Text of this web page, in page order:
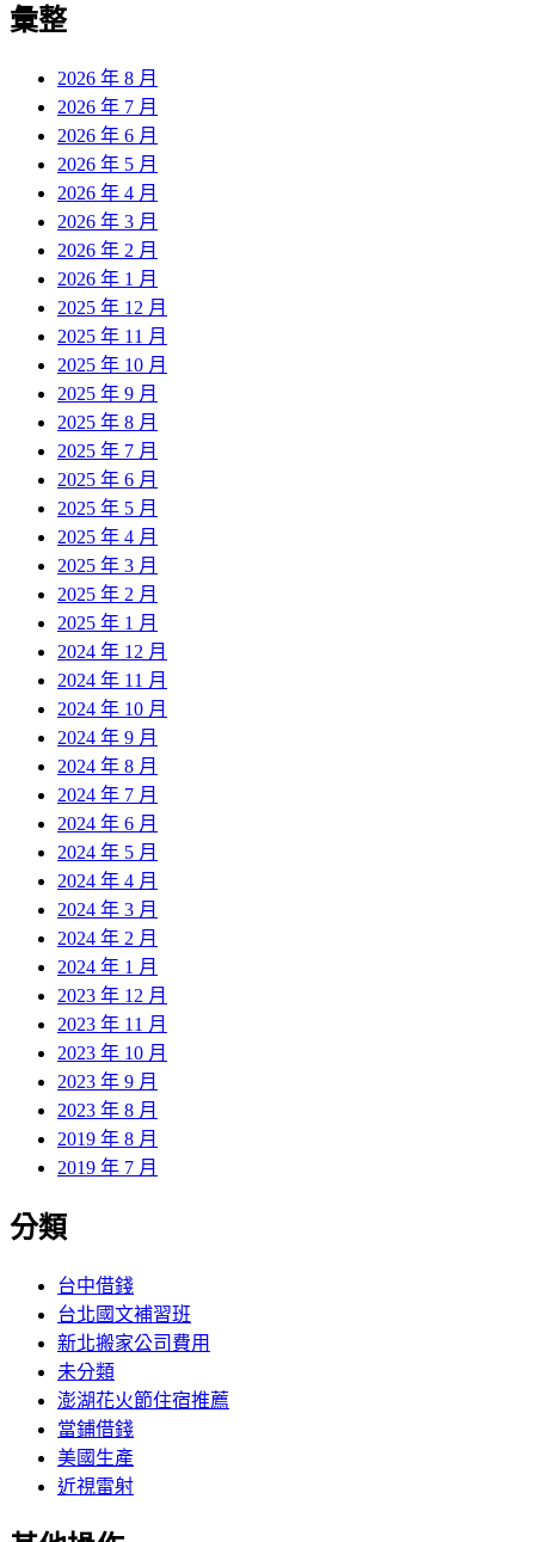
彙整
2026 年 8 月
2026 年 7 月
2026 年 6 月
2026 年 5 月
2026 年 4 月
2026 年 3 月
2026 年 2 月
2026 年 1 月
2025 年 12 月
2025 年 11 月
2025 年 10 月
2025 年 9 月
2025 年 8 月
2025 年 7 月
2025 年 6 月
2025 年 5 月
2025 年 4 月
2025 年 3 月
2025 年 2 月
2025 年 1 月
2024 年 12 月
2024 年 11 月
2024 年 10 月
2024 年 9 月
2024 年 8 月
2024 年 7 月
2024 年 6 月
2024 年 5 月
2024 年 4 月
2024 年 3 月
2024 年 2 月
2024 年 1 月
2023 年 12 月
2023 年 11 月
2023 年 10 月
2023 年 9 月
2023 年 8 月
2019 年 8 月
2019 年 7 月
分類
台中借錢
台北國文補習班
新北搬家公司費用
未分類
澎湖花火節住宿推薦
當鋪借錢
美國生產
近視雷射